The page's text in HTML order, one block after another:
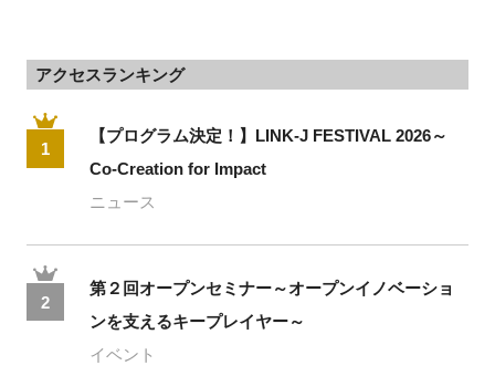
アクセスランキング
1
【プログラム決定！】LINK-J FESTIVAL 2026～
Co-Creation for Impact
ニュース
2
第２回オープンセミナー～オープンイノベーショ
ンを支えるキープレイヤー～
イベント